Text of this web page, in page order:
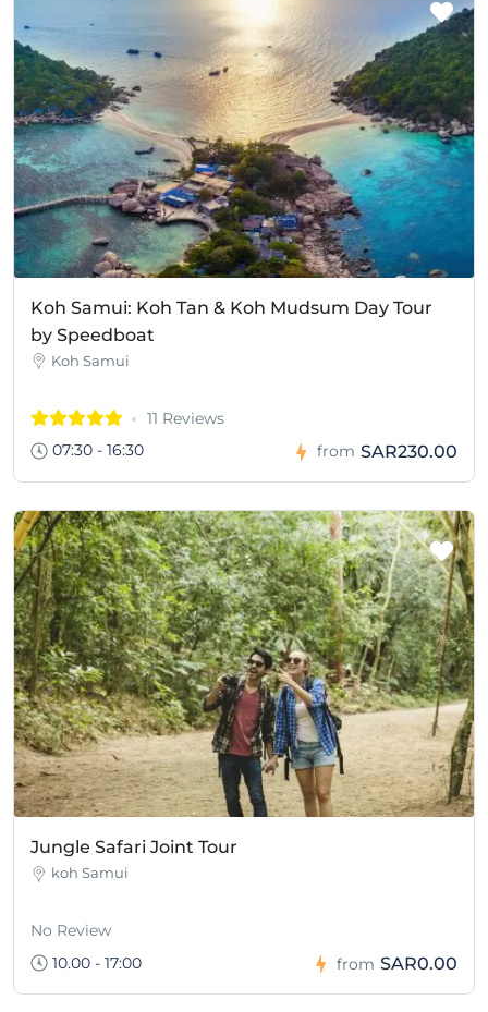
Koh Samui: Koh Tan & Koh Mudsum Day Tour
by Speedboat
Koh Samui
11 Reviews
07:30 - 16:30
from SAR230.00
Jungle Safari Joint Tour
koh Samui
No Review
10.00 - 17:00
from SAR0.00